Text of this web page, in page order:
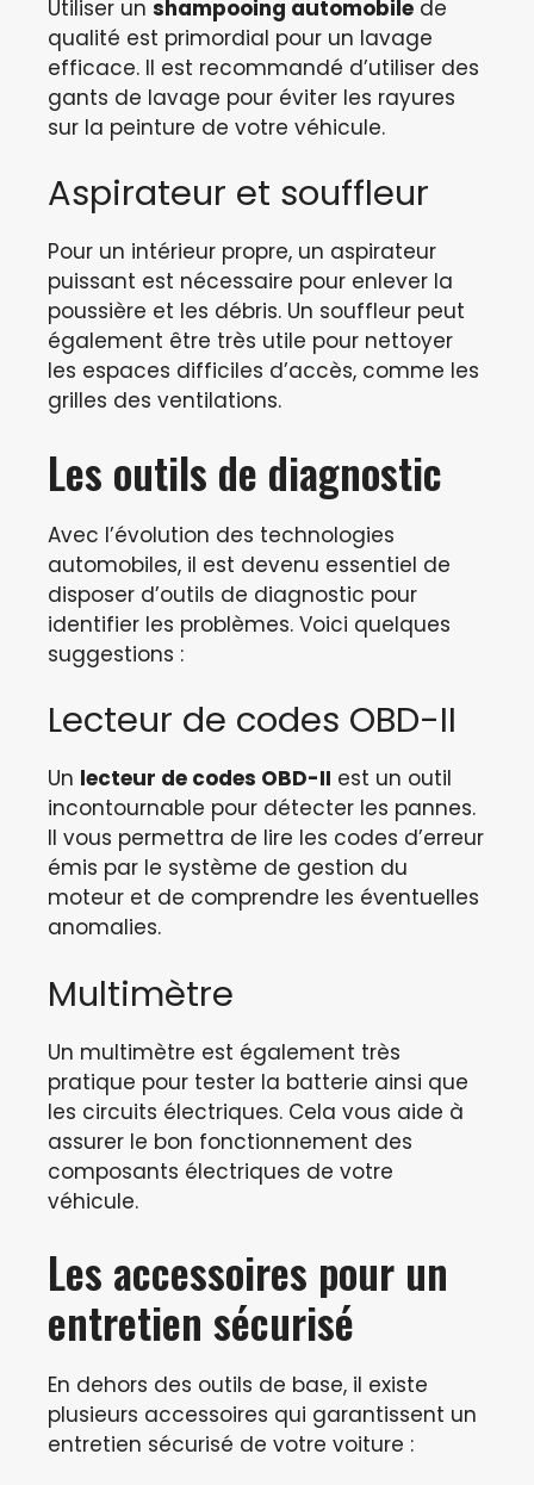
Utiliser un shampooing automobile de
qualité est primordial pour un lavage
efficace. Il est recommandé d’utiliser des
gants de lavage pour éviter les rayures
sur la peinture de votre véhicule.
Aspirateur et souffleur
Pour un intérieur propre, un aspirateur
puissant est nécessaire pour enlever la
poussière et les débris. Un souffleur peut
également être très utile pour nettoyer
les espaces difficiles d’accès, comme les
grilles des ventilations.
Les outils de diagnostic
Avec l’évolution des technologies
automobiles, il est devenu essentiel de
disposer d’outils de diagnostic pour
identifier les problèmes. Voici quelques
suggestions :
Lecteur de codes OBD-II
Un lecteur de codes OBD-II est un outil
incontournable pour détecter les pannes.
Il vous permettra de lire les codes d’erreur
émis par le système de gestion du
moteur et de comprendre les éventuelles
anomalies.
Multimètre
Un multimètre est également très
pratique pour tester la batterie ainsi que
les circuits électriques. Cela vous aide à
assurer le bon fonctionnement des
composants électriques de votre
véhicule.
Les accessoires pour un
entretien sécurisé
En dehors des outils de base, il existe
plusieurs accessoires qui garantissent un
entretien sécurisé de votre voiture :